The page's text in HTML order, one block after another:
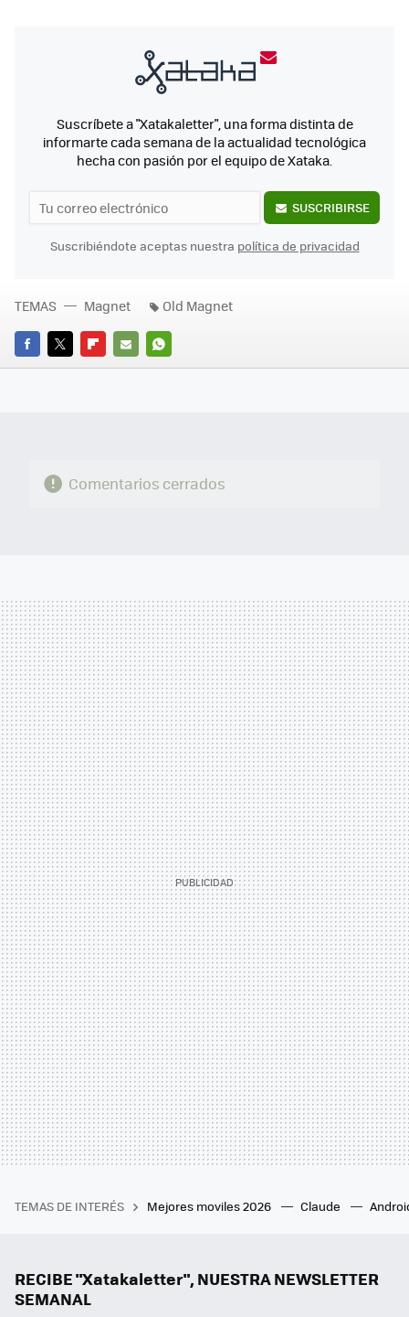
Suscríbete a "Xatakaletter", una forma distinta de
informarte cada semana de la actualidad tecnológica
hecha con pasión por el equipo de Xataka.
SUSCRIBIRSE
Suscribiéndote aceptas nuestra política de privacidad
FACEBOOK
TWITTERFLIPBOARD
E-
WHATSAPP
TEMAS Magnet Old Magnet
Comentarios cerrados
TEMAS DE INTERÉS Mejores moviles 2026 Claude
RECIBE "Xatakaletter", NUESTRA NEWSLETTER
SEMANAL